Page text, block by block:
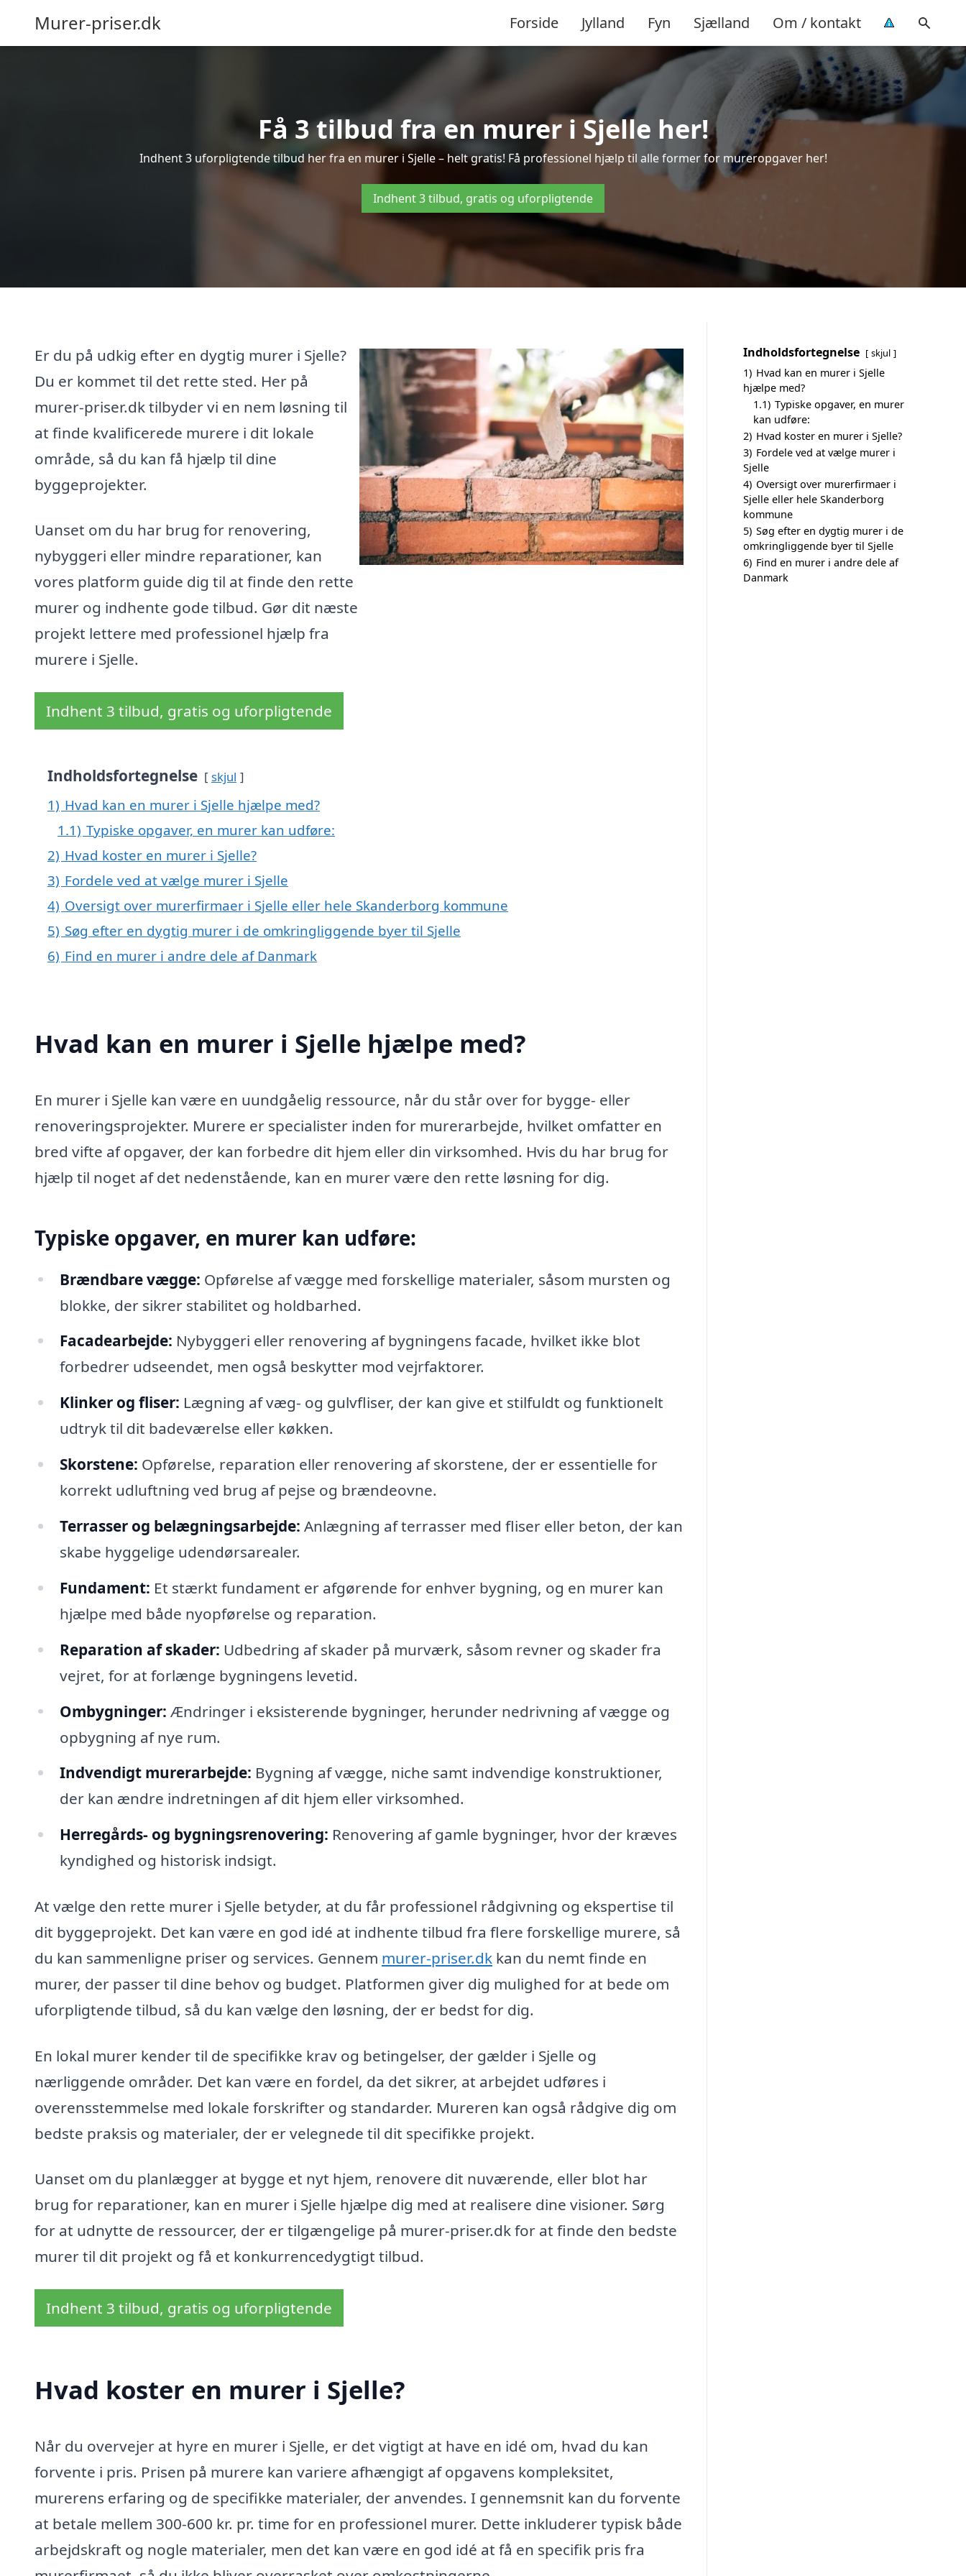
Murer-priser.dk Forside Jylland Fyn Sjælland Om / kontakt
Få 3 tilbud fra en murer i Sjelle her!
Indhent 3 uforpligtende tilbud her fra en murer i Sjelle – helt gratis! Få professionel hjælp til alle former for mureropgaver her!
Indhent 3 tilbud, gratis og uforpligtende
Er du på udkig efter en dygtig murer i Sjelle?
Du er kommet til det rette sted. Her på
murer-priser.dk tilbyder vi en nem løsning til
at finde kvalificerede murere i dit lokale
område, så du kan få hjælp til dine
byggeprojekter.
Uanset om du har brug for renovering,
nybyggeri eller mindre reparationer, kan
vores platform guide dig til at finde den rette
murer og indhente gode tilbud. Gør dit næste
projekt lettere med professionel hjælp fra
murere i Sjelle.
Indhent 3 tilbud, gratis og uforpligtende
Indholdsfortegnelse skjul
1) Hvad kan en murer i Sjelle hjælpe med?
1.1) Typiske opgaver, en murer kan udføre:
2) Hvad koster en murer i Sjelle?
3) Fordele ved at vælge murer i Sjelle
4) Oversigt over murerfirmaer i Sjelle eller hele Skanderborg kommune
5) Søg efter en dygtig murer i de omkringliggende byer til Sjelle
6) Find en murer i andre dele af Danmark
Hvad kan en murer i Sjelle hjælpe med?
En murer i Sjelle kan være en uundgåelig ressource, når du står over for bygge- eller
renoveringsprojekter. Murere er specialister inden for murerarbejde, hvilket omfatter en
bred vifte af opgaver, der kan forbedre dit hjem eller din virksomhed. Hvis du har brug for
hjælp til noget af det nedenstående, kan en murer være den rette løsning for dig.
Typiske opgaver, en murer kan udføre:
Brændbare vægge: Opførelse af vægge med forskellige materialer, såsom mursten og
blokke, der sikrer stabilitet og holdbarhed.
Facadearbejde: Nybyggeri eller renovering af bygningens facade, hvilket ikke blot
forbedrer udseendet, men også beskytter mod vejrfaktorer.
Klinker og fliser: Lægning af væg- og gulvfliser, der kan give et stilfuldt og funktionelt
udtryk til dit badeværelse eller køkken.
Skorstene: Opførelse, reparation eller renovering af skorstene, der er essentielle for
korrekt udluftning ved brug af pejse og brændeovne.
Terrasser og belægningsarbejde: Anlægning af terrasser med fliser eller beton, der kan
skabe hyggelige udendørsarealer.
Fundament: Et stærkt fundament er afgørende for enhver bygning, og en murer kan
hjælpe med både nyopførelse og reparation.
Reparation af skader: Udbedring af skader på murværk, såsom revner og skader fra
vejret, for at forlænge bygningens levetid.
Ombygninger: Ændringer i eksisterende bygninger, herunder nedrivning af vægge og
opbygning af nye rum.
Indvendigt murerarbejde: Bygning af vægge, niche samt indvendige konstruktioner,
der kan ændre indretningen af dit hjem eller virksomhed.
Herregårds- og bygningsrenovering: Renovering af gamle bygninger, hvor der kræves
kyndighed og historisk indsigt.
At vælge den rette murer i Sjelle betyder, at du får professionel rådgivning og ekspertise til
dit byggeprojekt. Det kan være en god idé at indhente tilbud fra flere forskellige murere, så
du kan sammenligne priser og services. Gennem murer-priser.dk kan du nemt finde en
murer, der passer til dine behov og budget. Platformen giver dig mulighed for at bede om
uforpligtende tilbud, så du kan vælge den løsning, der er bedst for dig.
En lokal murer kender til de specifikke krav og betingelser, der gælder i Sjelle og
nærliggende områder. Det kan være en fordel, da det sikrer, at arbejdet udføres i
overensstemmelse med lokale forskrifter og standarder. Mureren kan også rådgive dig om
bedste praksis og materialer, der er velegnede til dit specifikke projekt.
Uanset om du planlægger at bygge et nyt hjem, renovere dit nuværende, eller blot har
brug for reparationer, kan en murer i Sjelle hjælpe dig med at realisere dine visioner. Sørg
for at udnytte de ressourcer, der er tilgængelige på murer-priser.dk for at finde den bedste
murer til dit projekt og få et konkurrencedygtigt tilbud.
Indhent 3 tilbud, gratis og uforpligtende
Hvad koster en murer i Sjelle?
Når du overvejer at hyre en murer i Sjelle, er det vigtigt at have en idé om, hvad du kan
forvente i pris. Prisen på murere kan variere afhængigt af opgavens kompleksitet,
murerens erfaring og de specifikke materialer, der anvendes. I gennemsnit kan du forvente
at betale mellem 300-600 kr. pr. time for en professionel murer. Dette inkluderer typisk både
arbejdskraft og nogle materialer, men det kan være en god idé at få en specifik pris fra
Indholdsfortegnelse skjul
1) Hvad kan en murer i Sjelle
hjælpe med?
1.1) Typiske opgaver, en murer
kan udføre:
2) Hvad koster en murer i Sjelle?
3) Fordele ved at vælge murer i
Sjelle
4) Oversigt over murerfirmaer i
Sjelle eller hele Skanderborg
kommune
5) Søg efter en dygtig murer i de
omkringliggende byer til Sjelle
6) Find en murer i andre dele af
Danmark